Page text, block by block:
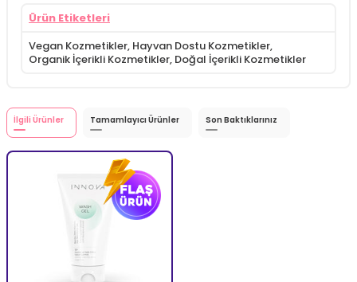
Ürün Etiketleri
Vegan Kozmetikler, Hayvan Dostu Kozmetikler,
Organik İçerikli Kozmetikler, Doğal İçerikli Kozmetikler
İlgili Ürünler Tamamlayıcı Ürünler Son Baktıklarınız